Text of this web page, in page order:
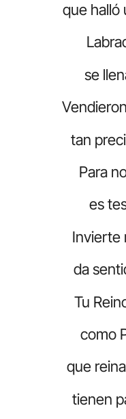
que halló
se
tan
Para
es
Invierte
da
Tu
como
que
tienen